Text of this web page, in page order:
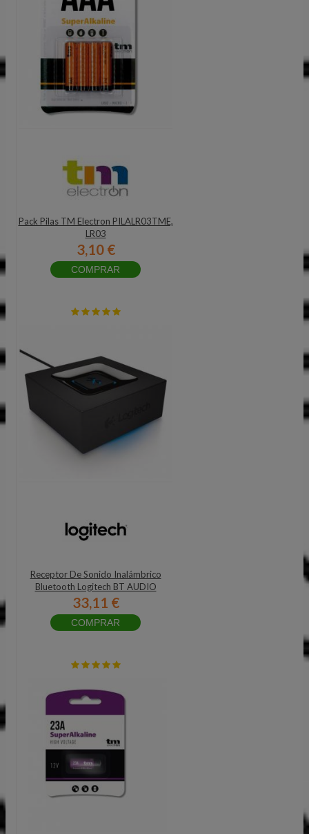
Pack Pilas TM Electron PILALR03TME,
LR03
3,10 €
COMPRAR
Receptor De Sonido Inalámbrico
Bluetooth Logitech BT AUDIO
33,11 €
COMPRAR